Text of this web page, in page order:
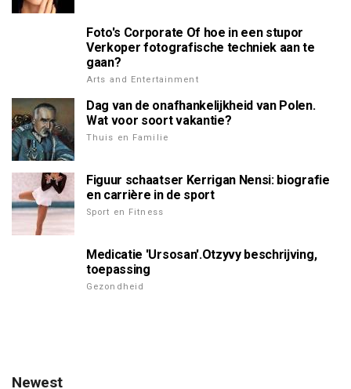
Foto's Corporate Of hoe in een stupor
Verkoper fotografische techniek aan te
gaan?
Arts and Entertainment
Dag van de onafhankelijkheid van Polen.
Wat voor soort vakantie?
Thuis en Familie
Figuur schaatser Kerrigan Nensi: biografie
en carrière in de sport
Sport en Fitness
Medicatie 'Ursosan'.Otzyvy beschrijving,
toepassing
Gezondheid
Newest